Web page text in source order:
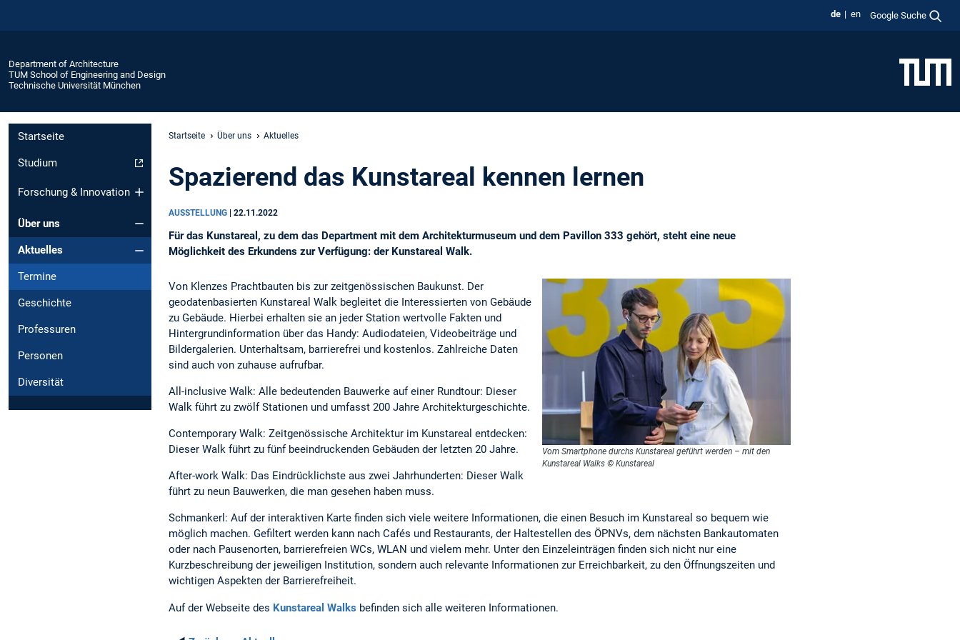
de en Google Suche
Department of Architecture
TUM School of Engineering and Design
Technische Universität München
Startseite
Studium
Forschung & Innovation
Über uns
Aktuelles
Termine
Geschichte
Professuren
Personen
Diversität
Startseite Über uns Aktuelles
Spazierend das Kunstareal kennen lernen
AUSSTELLUNG | 22.11.2022
Für das Kunstareal, zu dem das Department mit dem Architekturmuseum und dem Pavillon 333 gehört, steht eine neue
Möglichkeit des Erkundens zur Verfügung: der Kunstareal Walk.
Vom Smartphone durchs Kunstareal geführt werden – mit den
Kunstareal Walks © Kunstareal
Von Klenzes Prachtbauten bis zur zeitgenössischen Baukunst. Der
geodatenbasierten Kunstareal Walk begleitet die Interessierten von Gebäude
zu Gebäude. Hierbei erhalten sie an jeder Station wertvolle Fakten und
Hintergrundinformation über das Handy: Audiodateien, Videobeiträge und
Bildergalerien. Unterhaltsam, barrierefrei und kostenlos. Zahlreiche Daten
sind auch von zuhause aufrufbar.
All-inclusive Walk: Alle bedeutenden Bauwerke auf einer Rundtour: Dieser
Walk führt zu zwölf Stationen und umfasst 200 Jahre Architekturgeschichte.
Contemporary Walk: Zeitgenössische Architektur im Kunstareal entdecken:
Dieser Walk führt zu fünf beeindruckenden Gebäuden der letzten 20 Jahre.
After-work Walk: Das Eindrücklichste aus zwei Jahrhunderten: Dieser Walk
führt zu neun Bauwerken, die man gesehen haben muss.
Schmankerl: Auf der interaktiven Karte finden sich viele weitere Informationen, die einen Besuch im Kunstareal so bequem wie
möglich machen. Gefiltert werden kann nach Cafés und Restaurants, der Haltestellen des ÖPNVs, dem nächsten Bankautomaten
oder nach Pausenorten, barrierefreien WCs, WLAN und vielem mehr. Unter den Einzeleinträgen finden sich nicht nur eine
Kurzbeschreibung der jeweiligen Institution, sondern auch relevante Informationen zur Erreichbarkeit, zu den Öffnungszeiten und
wichtigen Aspekten der Barrierefreiheit.
Auf der Webseite des Kunstareal Walks befinden sich alle weiteren Informationen.